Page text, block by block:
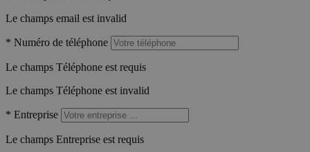
Le champs email est invalid
* Numéro de téléphone
Le champs Téléphone est requis
Le champs Téléphone est invalid
* Entreprise
Le champs Entreprise est requis